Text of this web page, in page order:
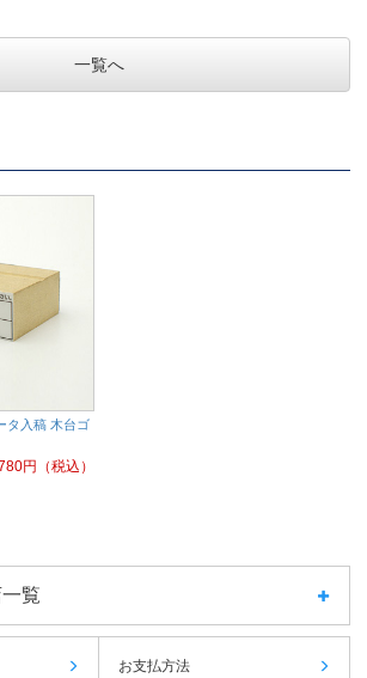
一覧へ
タ入稿 木台ゴ
円（税込）
覧
お支払方法